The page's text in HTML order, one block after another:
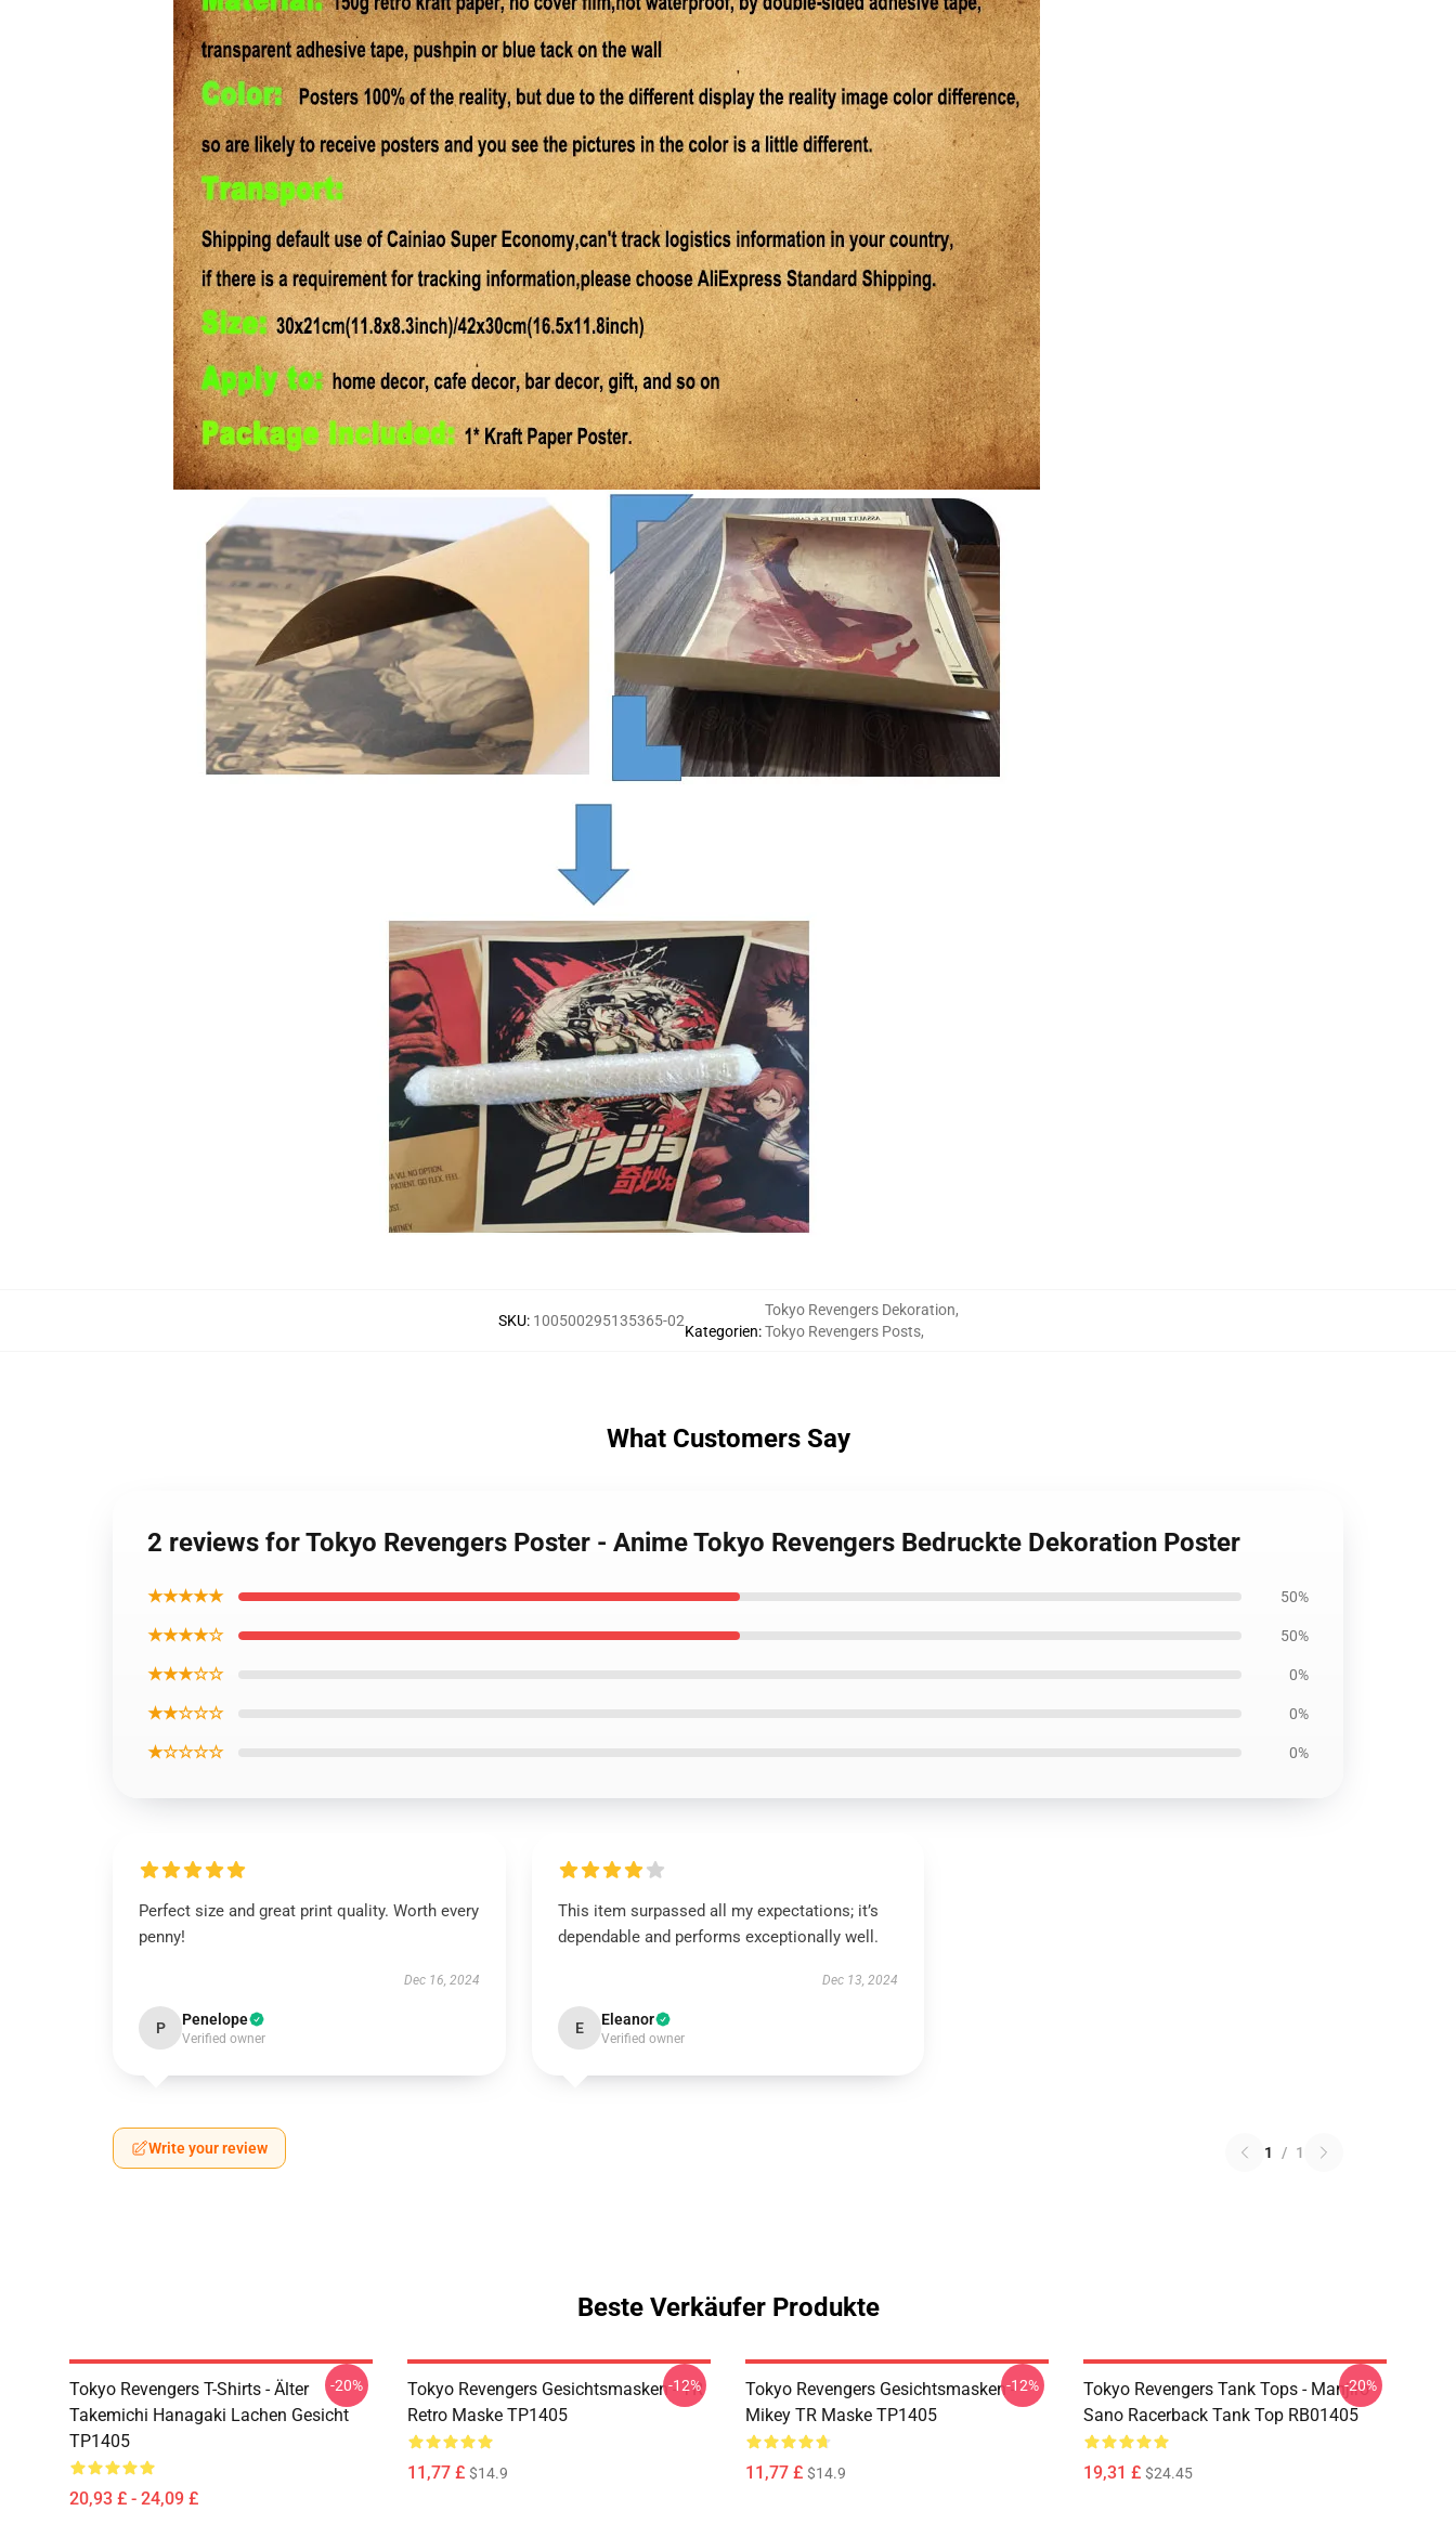
SKU: 100500295135365-02
Kategorien:
Tokyo Revengers Dekoration,
Tokyo Revengers Posts,
What Customers Say
2 reviews for Tokyo Revengers Poster - Anime Tokyo Revengers Bedruckte Dekoration Poster
★★★★★ 50%
★★★★☆ 50%
★★★☆☆ 0%
★★☆☆☆ 0%
★☆☆☆☆ 0%
Perfect size and great print quality. Worth every
penny!
Dec 16, 2024
P Penelope
Verified owner
This item surpassed all my expectations; it’s
dependable and performs exceptionally well.
Dec 13, 2024
E Eleanor
Verified owner
Write your review 1 / 1
Beste Verkäufer Produkte
Tokyo Revengers T-Shirts - Älter
Takemichi Hanagaki Lachen Gesicht
TP1405
20,93 £ - 24,09 £
-20%
Tokyo Revengers Gesichtsmasken - TR
Retro Maske TP1405
11,77 £ $14.9
-12%
Tokyo Revengers Gesichtsmasken -
Mikey TR Maske TP1405
11,77 £ $14.9
-12%
Tokyo Revengers Tank Tops - Manjiro
Sano Racerback Tank Top RB01405
19,31 £ $24.45
-20%